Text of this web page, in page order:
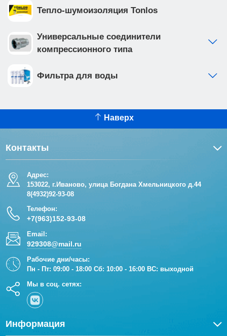
Тепло-шумоизоляция Tonlos
Универсальные соединители
компрессионного типа
Фильтра для воды
Наверх
Контакты
Адрес:
153022, г.Иваново, улица Богдана Хмельницкого д.44
8(4932)92-93-08
Телефон:
+7(963)152-93-08
Email:
929308@mail.ru
Рабочие дни/часы:
Пн - Пт: 09:00 - 18:00 Сб: 10:00 - 16:00 ВС: выходной
Мы в соц. сетях:
Информация